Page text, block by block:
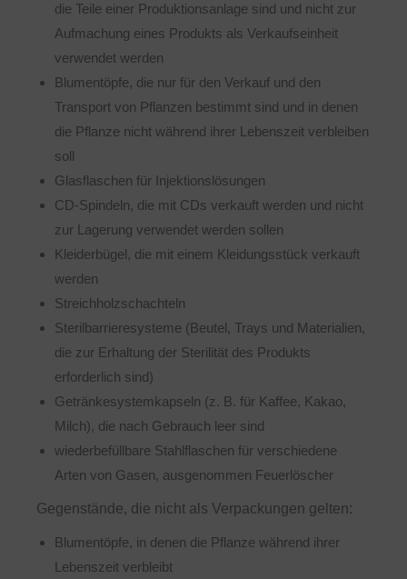
die Teile einer Produktionsanlage sind und nicht zur
Aufmachung eines Produkts als Verkaufseinheit
verwendet werden
Blumentöpfe, die nur für den Verkauf und den
Transport von Pflanzen bestimmt sind und in denen
die Pflanze nicht während ihrer Lebenszeit verbleiben
soll
Glasflaschen für Injektionslösungen
CD-Spindeln, die mit CDs verkauft werden und nicht
zur Lagerung verwendet werden sollen
Kleiderbügel, die mit einem Kleidungsstück verkauft
werden
Streichholzschachteln
Sterilbarrieresysteme (Beutel, Trays und Materialien,
die zur Erhaltung der Sterilität des Produkts
erforderlich sind)
Getränkesystemkapseln (z. B. für Kaffee, Kakao,
Milch), die nach Gebrauch leer sind
wiederbefüllbare Stahlflaschen für verschiedene
Arten von Gasen, ausgenommen Feuerlöscher
Gegenstände, die nicht als Verpackungen gelten:
Blumentöpfe, in denen die Pflanze während ihrer
Lebenszeit verbleibt